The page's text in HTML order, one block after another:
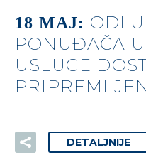
18 MAJ:
PONUĐAČA
USLUGE
DETALJNIJE